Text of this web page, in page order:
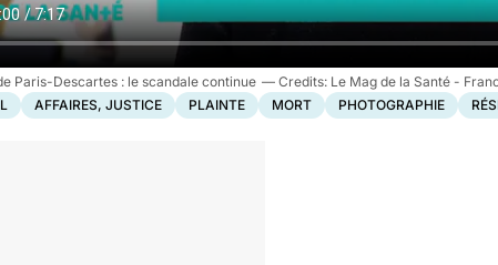
Paris-Descartes : le scandale continue
Le Mag de la Santé -
AFFAIRES, JUSTICE PLAINTE MORT PHOTOGRAPHIE